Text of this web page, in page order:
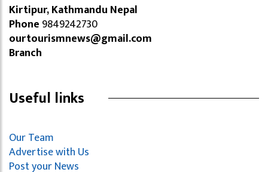
Kirtipur, Kathmandu Nepal
Phone 9849242730
ourtourismnews@gmail.com
Branch
Useful links
Our Team
Advertise with Us
Post your News